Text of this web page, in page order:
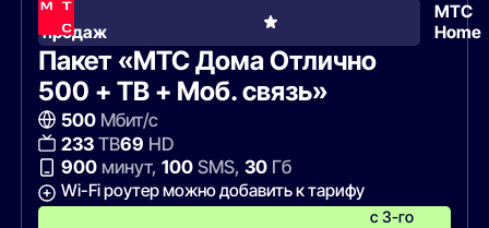
Хит
продаж
МТС
Home
Пакет «МТС Дома Отлично
500 + ТВ + Моб. связь»
500Мбит/с
233ТВ69 HD
900минут, 100SMS, 30Гб
Wi-Fi роутер можно добавить к тарифу
с 3-го